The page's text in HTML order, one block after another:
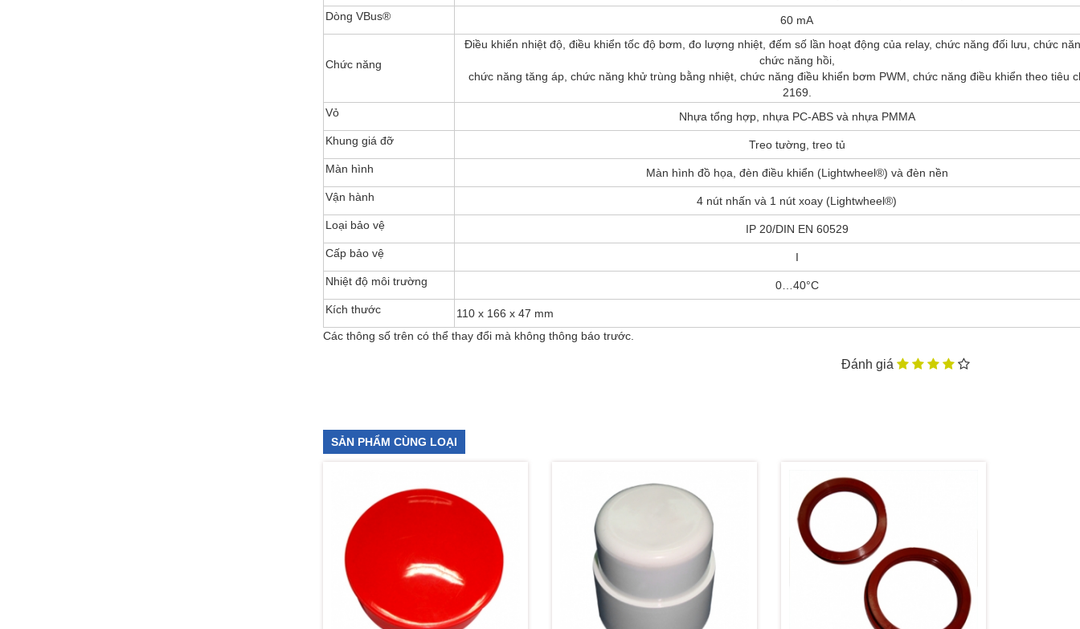
Dòng VBus®
60 mA
Chức năng
Điều khiển nhiệt độ, điều khiển tốc độ bơm, đo lượng nhiệt, đếm số lần hoạt động của relay, chức năng đối lưu, chức
chức năng hồi,
chức năng tăng áp, chức năng khử trùng bằng nhiệt, chức năng điều khiển bơm PWM, chức năng điều khiển theo tiêu
2169.
Vỏ
Nhựa tổng hợp, nhựa PC-ABS và nhựa PMMA
Khung giá đỡ
Treo tường, treo tủ
Màn hình
Màn hình đồ họa, đèn điều khiển (Lightwheel®) và đèn nền
Vận hành
4 nút nhấn và 1 nút xoay (Lightwheel®)
Loại bảo vệ
IP 20/DIN EN 60529
Cấp bảo vệ
I
Nhiệt độ môi trường
0…40°C
Kích thước
110 x 166 x 47 mm
Các thông số trên có thể thay đổi mà không thông báo trước.
Đánh giá
SẢN PHẨM CÙNG LOẠI